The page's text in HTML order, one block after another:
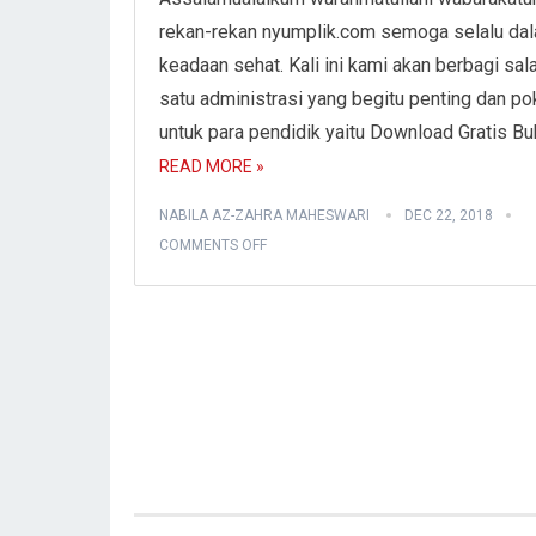
rekan-rekan nyumplik.com semoga selalu
keadaan sehat. Kali ini kami akan berbagi
satu administrasi yang begitu penting dan
untuk para pendidik yaitu Download Gratis
READ MORE »
NABILA AZ-ZAHRA MAHESWARI
DEC 22, 2018
COMMENTS OFF